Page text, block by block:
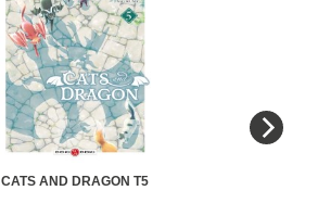
CATS AND DRAGON T5